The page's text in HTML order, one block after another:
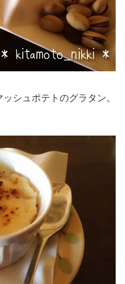
シュポテトのグラタン。